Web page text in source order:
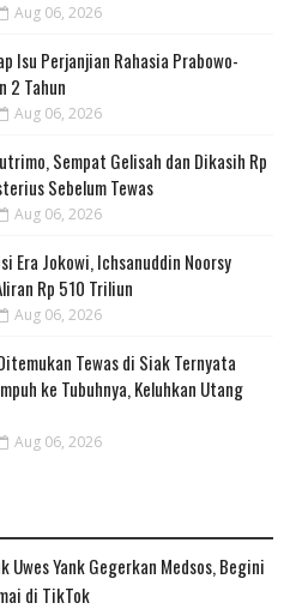
Aug 06, 2026
Isu Perjanjian Rahasia Prabowo-
2 Tahun
Aug 06, 2026
Sempat Gelisah dan Dikasih Rp
Sebelum Tewas
Aug 06, 2026
Era Jokowi, Ichsanuddin Noorsy
Rp 510 Triliun
Aug 06, 2026
Tewas di Siak Ternyata
ke Tubuhnya, Keluhkan Utang
Aug 06, 2026
Uwes Yank Gegerkan Medsos, Begini
di TikTok